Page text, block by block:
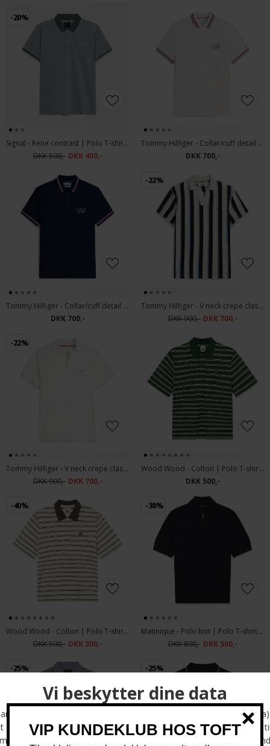
-20%
Signal - Rene contrast | Polo T-shirt Green Ivy
DKK 500,- DKK 400,-
Tommy Hilfiger - Collar/cuff detail polo | Polo T-shirt Ivory Petal
DKK 700,-
Tommy Hilfiger - Collar/cuff detail polo | Polo T-shirt Carbon Navy
DKK 700,-
-22%
Tommy Hilfiger - V neck crepe classic polo | Polo T-shirt Ivory petal
DKK 900,- DKK 700,-
-22%
Tommy Hilfiger - V neck crepe classic polo | Polo T-shurt Ivory Petal
DKK 900,- DKK 700,-
Wood Wood - Colton | Polo T-shirt Eden Stripe
DKK 500,-
-40%
Wood Wood - Colton | Polo T-shirt Silver Birch
DKK 500,- DKK 300,-
-38%
Matinique - Polo knit | Polo T-shirt Dark Navy
DKK 800,- DKK 500,-
-25% -25%